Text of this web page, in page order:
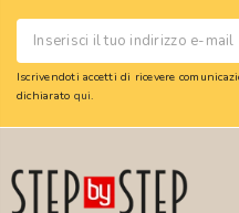
Iscrivendoti accetti di ricevere
dichiarato qui.